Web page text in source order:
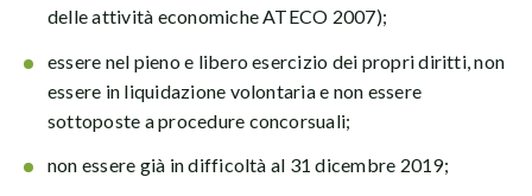
delle attività economiche ATECO 2007);
essere nel pieno e libero esercizio dei propri diritti, non
essere in liquidazione volontaria e non essere
sottoposte a procedure concorsuali;
non essere già in difficoltà al 31 dicembre 2019;